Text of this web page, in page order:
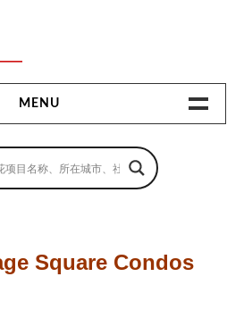
楼花搜索引擎
MENU
地产相关
Square Condos